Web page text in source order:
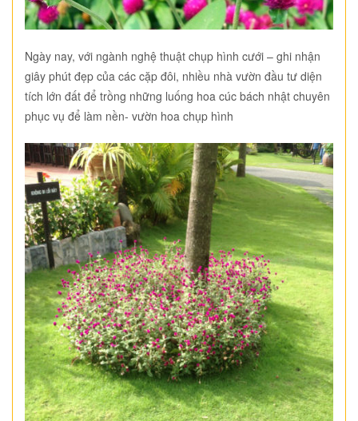
Ngày nay, với ngành nghệ thuật chụp hình cưới – ghi nhận
giây phút đẹp của các cặp đôi, nhiều nhà vườn đầu tư diện
tích lớn đất để trồng những luống hoa cúc bách nhật chuyên
phục vụ để làm nền- vườn hoa chụp hình